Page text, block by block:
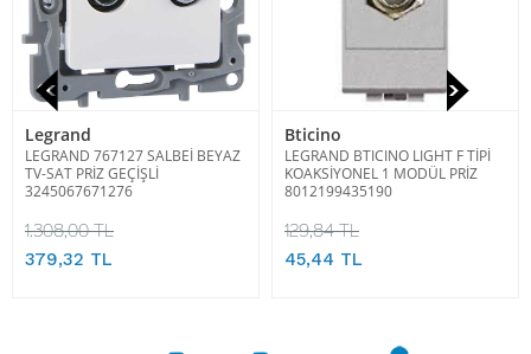
Legrand
LEGRAND 767127 SALBEİ BEYAZ
TV-SAT PRİZ GEÇİŞLİ
3245067671276
1.308,00 TL
379,32 TL
Bticino
LEGRAND BTICINO LIGHT F TİPİ
KOAKSİYONEL 1 MODÜL PRİZ
8012199435190
129,84 TL
45,44 TL